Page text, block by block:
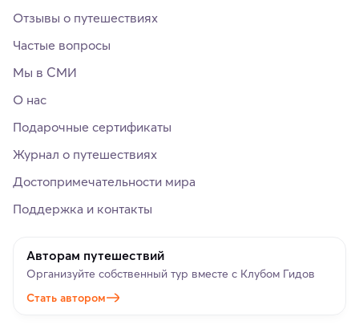
Отзывы о путешествиях
Частые вопросы
Мы в СМИ
О нас
Подарочные сертификаты
Журнал о путешествиях
Достопримечательности мира
Поддержка и контакты
Авторам путешествий
Организуйте собственный тур вместе с Клубом Гидов
Стать автором